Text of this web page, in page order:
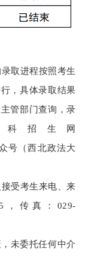
取进程按照考生
，具体录取结果
管部门查询，录
招生网
号（西北政法大
受考生来电、来
，传真：029-
未委托任何中介